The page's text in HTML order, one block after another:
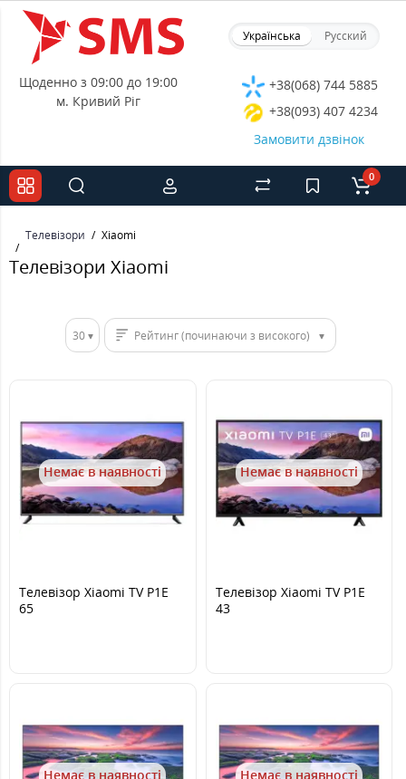
Українська Русский
Щоденно з 09:00 до 19:00
м. Кривий Ріг
+38(068) 744 5885
+38(093) 407 4234
Замовити дзвінок
0
Телевізори Xiaomi
Телевізори Xiaomi
30 Рейтинг (починаючи з високого)
Немає в наявності
Телевізор Xiaomi TV P1E
65
Немає в наявності
Телевізор Xiaomi TV P1E
43
Немає в наявності Немає в наявності